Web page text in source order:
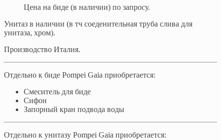
Цена на биде (в наличии) по запросу.
Унитаз в наличии (в тч соеденительная труба слива для
унитаза, хром).
Производство Италия.
Отдельно к биде Pompei Gaia приобретается:
Смеситель для биде
Сифон
Запорный кран подвода воды
Отдельно к унитазу Pompei Gaia приобретается: